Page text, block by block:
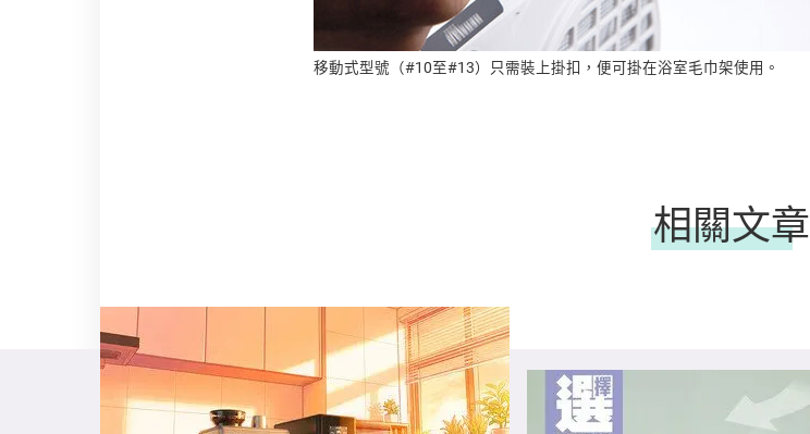
移動式型號（#10至#13）只需裝上掛扣，便可掛在浴室毛巾架使用。
相關文章